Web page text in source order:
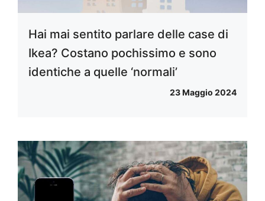
Hai mai sentito parlare delle case di
Ikea? Costano pochissimo e sono
identiche a quelle ‘normali’
23 Maggio 2024